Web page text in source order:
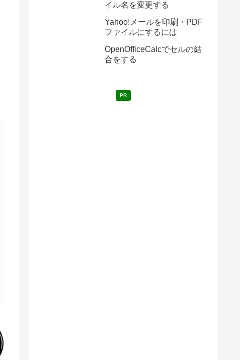
イル名を変更する
Yahoo!メールを印刷・PDF
ファイルにするには
OpenOfficeCalcでセルの結
合をする
PR